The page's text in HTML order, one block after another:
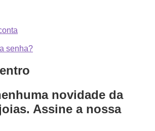
senha?
novidade da
Assine a nossa